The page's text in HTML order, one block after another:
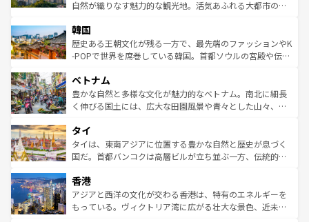
ク、伝統的なフラダンスなど、すべてがハワイの魅力を彩
ワイを、存分に味わってほしい。 なお、新着のハワイ情報
はコンテンツ一覧を参照してほしい。
ど、見どころがたくさん。また、カフェやワイン、オージ
いる。アクティビティも充実しており、サーフィンやダイ
ビング、ハイキングなど、アウトドア好きにはたまらな
い。オーストラリアの多彩な魅力を存分に味わいつくそ
参照してほしい。
自然が織りなす魅力的な観光地。活気あふれる大都市の台
ン）、静ひつな山岳地帯である台湾東部など、都市の喧騒
と山間の静けさが共存しており、訪れる人に新しい発見と
驚きをもたらしてくれる。また、奥深い台湾の食文化も魅
容にもいいと評判のスイーツなど、バラエティ豊かな料理
が味わえる。 なお、新着の台湾情報は コンテンツ一覧を参
照してほしい。
韓国
歴史ある王朝文化が残る一方で、最先端のファッションやK
-POPで世界を席巻している韓国。首都ソウルの宮殿や伝統
き、地方に足を延ばせば四季折々の自然美を楽しむことが
できる。そして、キムチや焼肉、絶品のストリートフード
まで、さまざまな韓国料理が待っている。夜には、韓国な
リティに包まれながら、韓国の多彩な魅力を心ゆくまで味
わってみてほしい。 なお、新着の韓国情報はコンテンツ一
覧を参照してほしい。
ベトナム
豊かな自然と多様な文化が魅力的なベトナム。南北に細長
く伸びる国土には、広大な田園風景や青々とした山々、世
急速な発展と共に伝統が息づく。ハノイの古い町並みやホ
ーチミン市のフランス統治時代の建物も、独特の雰囲気を
醸し出している。また、バラエティの豊かさとおいしさで
とつ。フォーやバインミー、ベトナムコーヒーなどは、ぜ
ひ現地で味わいたい。どの地域を訪れてもあたたかい人々
が旅行者を迎えてくれるので、きっと忘れられない旅にな
タイ
タイは、東南アジアに位置する豊かな自然と歴史が息づく
国だ。首都バンコクは高層ビルが立ち並ぶ一方、伝統的な
の活気が交差している。北部ではチェンマイなどの山岳地
帯で自然と触れ合い、南部ではプーケットやクラビの美し
いビーチでリゾート気分を楽しむことができる。タイ料理
香港
アジアと西洋の文化が交わる香港は、特有のエネルギーを
もっている。ヴィクトリア湾に広がる壮大な景色、近未来